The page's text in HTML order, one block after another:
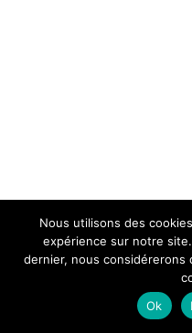
Nous utilisons des
expérience sur notre
dernier, nous considérerons
Ok